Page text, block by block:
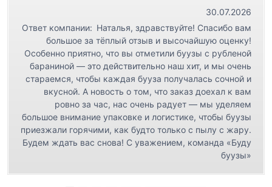
30.07.2026
Ответ компании: Наталья, здравствуйте! Спасибо вам
большое за тёплый отзыв и высочайшую оценку!
Особенно приятно, что вы отметили буузы с рубленой
бараниной — это действительно наш хит, и мы очень
стараемся, чтобы каждая бууза получалась сочной и
вкусной. А новость о том, что заказ доехал к вам
ровно за час, нас очень радует — мы уделяем
большое внимание упаковке и логистике, чтобы буузы
приезжали горячими, как будто только с пылу с жару.
Будем ждать вас снова! С уважением, команда «Буду
буузы»